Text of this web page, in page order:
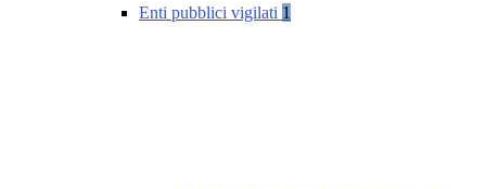
Enti pubblici vigilati 1